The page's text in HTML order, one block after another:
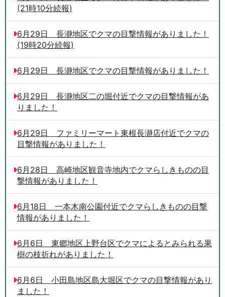
(21時10分続報)
6月29日 長瀞地区でクマの目撃情報がありました！
(19時20分続報)
6月29日 長瀞地区でクマの目撃情報がありました！
6月29日 長瀞地区二の堀付近でクマの目撃情報があ
りました！
6月29日 ファミリーマート東根長瀞店付近でクマの
目撃情報がありました！
6月28日 高崎地区観音寺地内でクマらしきものの目
撃情報がありました！
6月18日 一本木南公園付近でクマらしきものの目撃
情報がありました！
6月6日 東郷地区上野台区でクマによるとみられる果
樹の枝折れがありました！
6月6日 小田島地区島大堀区でクマの目撃情報があり
ました！